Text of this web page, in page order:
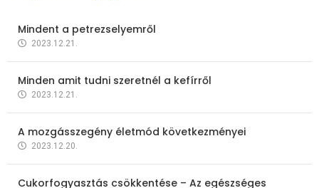
Mindent a petrezselyemről
2023.12.21.
Minden amit tudni szeretnél a kefírről
2023.12.21.
A mozgásszegény életmód következményei
2023.12.20.
Cukorfogyasztás csökkentése – Az egészséges